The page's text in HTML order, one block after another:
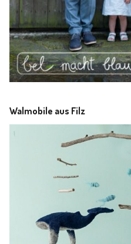
Walmobile aus Filz